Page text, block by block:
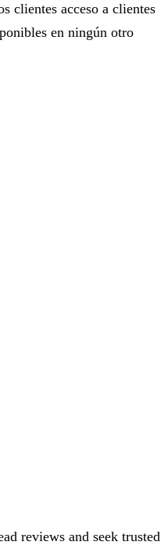
clientes acceso a clientes
en ningún otro
reviews and seek trusted